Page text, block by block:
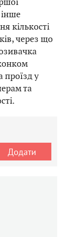
інше
кількості
через що
у
та
Додати